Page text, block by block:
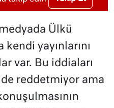
Ülkü
kendi yayınlarını
var. Bu iddiaları
reddetmiyor ama